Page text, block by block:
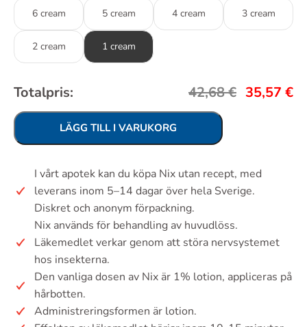
6 cream 5 cream 4 cream 3 cream
2 cream 1 cream
Totalpris: 42,68€ 35,57 €
LÄGG TILL I VARUKORG
I vårt apotek kan du köpa Nix utan recept, med
leverans inom 5–14 dagar över hela Sverige.
Diskret och anonym förpackning.
Nix används för behandling av huvudlöss.
Läkemedlet verkar genom att störa nervsystemet
hos insekterna.
Den vanliga dosen av Nix är 1% lotion, appliceras på
hårbotten.
Administreringsformen är lotion.